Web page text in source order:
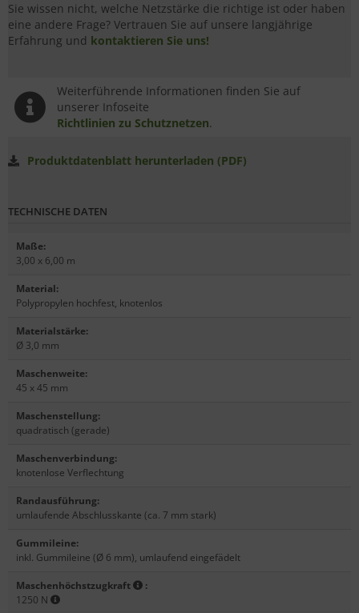
Sie wissen nicht, welche Netzstärke die richtige ist oder haben
eine andere Frage? Vertrauen Sie auf unsere langjährige
Erfahrung und kontaktieren Sie uns!
Weiterführende Informationen finden Sie auf
unserer Infoseite
Richtlinien zu Schutznetzen.
Produktdatenblatt herunterladen (PDF)
TECHNISCHE DATEN
Maße:
3,00 x 6,00 m
Material:
Polypropylen hochfest, knotenlos
Materialstärke:
Ø 3,0 mm
Maschenweite:
45 x 45 mm
Maschenstellung:
quadratisch (gerade)
Maschenverbindung:
knotenlose Verflechtung
Randausführung:
umlaufende Abschlusskante (ca. 7 mm stark)
Gummileine:
inkl. Gummileine (Ø 6 mm), umlaufend eingefädelt
Maschenhöchstzugkraft
:
1250 N